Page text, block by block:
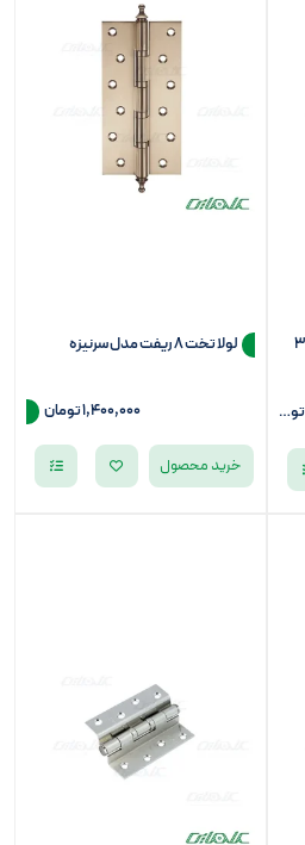
تومان
لولا تخت 8 ریفت مدل سرنیزه
1,400,000 تومان
خرید محصول